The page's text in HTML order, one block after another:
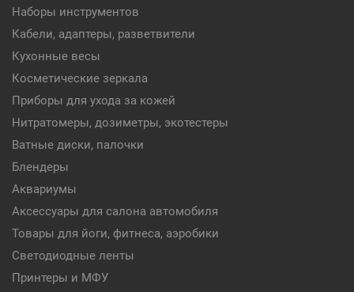
Наборы инструментов
Кабели, адаптеры, разветвители
Кухонные весы
Косметические зеркала
Приборы для ухода за кожей
Нитратомеры, дозиметры, экотестеры
Ватные диски, палочки
Блендеры
Аквариумы
Аксессуары для салона автомобиля
Товары для йоги, фитнеса, аэробики
Светодиодные ленты
Принтеры и МФУ